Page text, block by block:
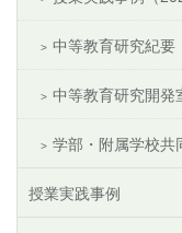
中等教育研究紀要
中等教育研究開発
学部・附属学校共
授業実践事例